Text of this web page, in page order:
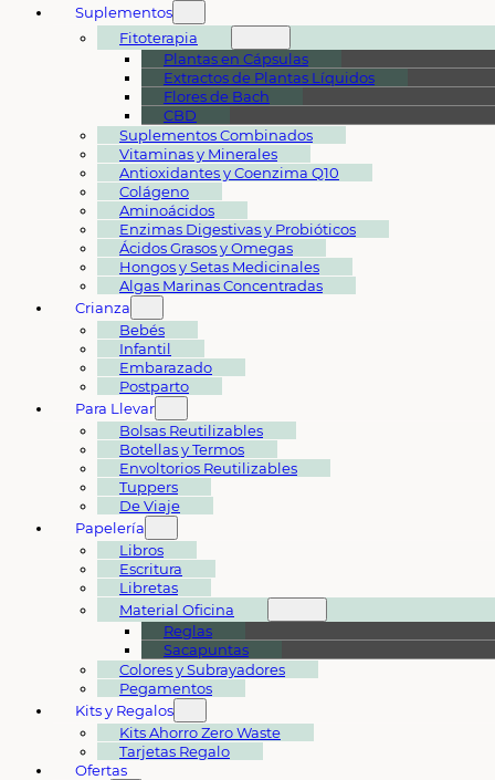
Suplementos
Fitoterapia
Plantas en Cápsulas
Extractos de Plantas Líquidos
Flores de Bach
CBD
Suplementos Combinados
Vitaminas y Minerales
Antioxidantes y Coenzima Q10
Colágeno
Aminoácidos
Enzimas Digestivas y Probióticos
Ácidos Grasos y Omegas
Hongos y Setas Medicinales
Algas Marinas Concentradas
Crianza
Bebés
Infantil
Embarazado
Postparto
Para Llevar
Bolsas Reutilizables
Botellas y Termos
Envoltorios Reutilizables
Tuppers
De Viaje
Papelería
Libros
Escritura
Libretas
Material Oficina
Reglas
Sacapuntas
Colores y Subrayadores
Pegamentos
Kits y Regalos
Kits Ahorro Zero Waste
Tarjetas Regalo
Ofertas